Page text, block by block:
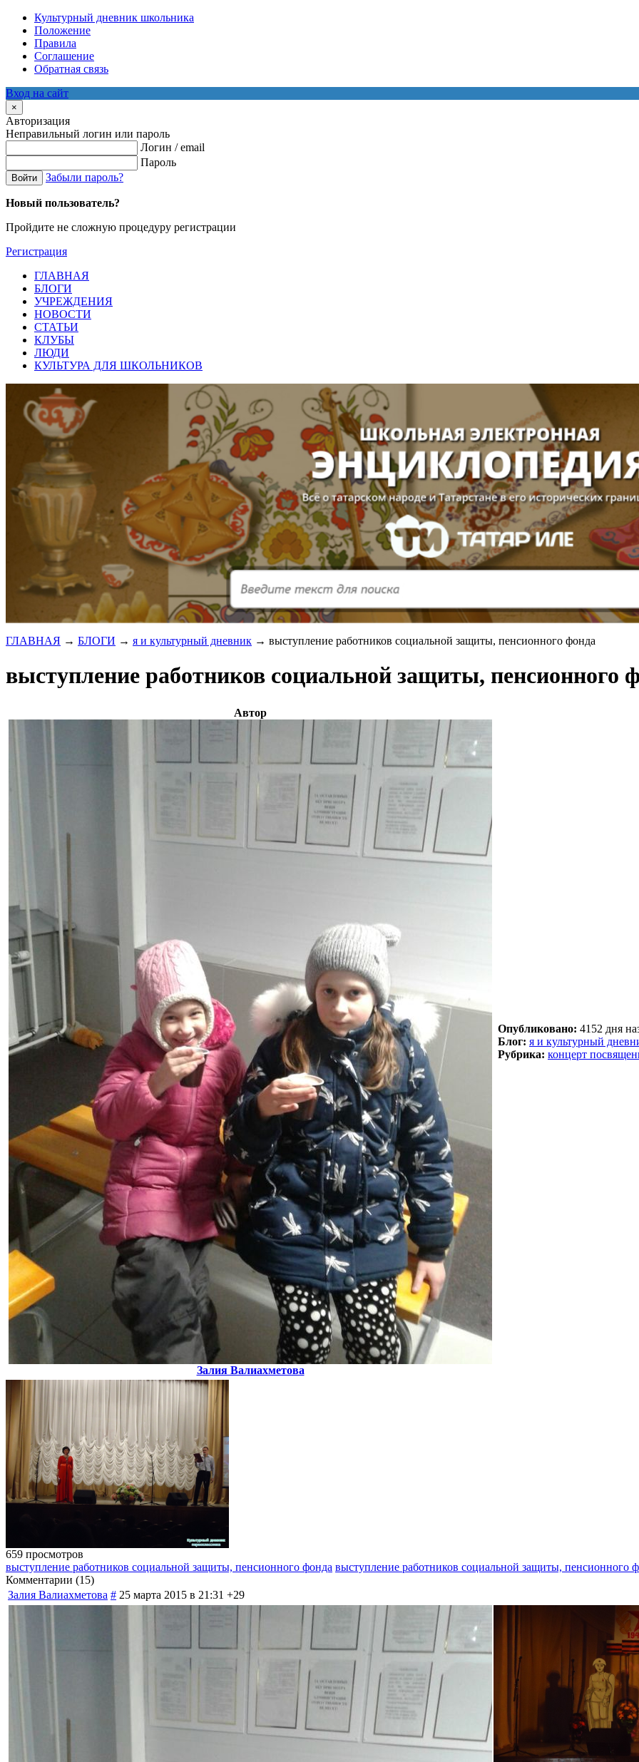
Культурный дневник школьника
Положение
Правила
Соглашение
Обратная связь
Вход на сайт
×
Авторизация
Неправильный логин или пароль
Логин / email
Пароль
Войти Забыли пароль?
Новый пользователь?
Пройдите не сложную процедуру регистрации
Регистрация
ГЛАВНАЯ
БЛОГИ
УЧРЕЖДЕНИЯ
НОВОСТИ
СТАТЬИ
КЛУБЫ
ЛЮДИ
КУЛЬТУРА ДЛЯ ШКОЛЬНИКОВ
ГЛАВНАЯ → БЛОГИ → я и культурный дневник → выступление работников социальной защиты, пенсионного фонда
выступление работников социальной защиты, пенсионного
Автор
Залия Валиахметова
Опубликовано: 4152 дня
Блог: я и культурный
Рубрика: концерт
659 просмотров
выступление работников социальной защиты, пенсионного фонда выступление работников социальной защиты, пенсионного
Комментарии (15)
Залия Валиахметова # 25 марта 2015 в 21:31 +29